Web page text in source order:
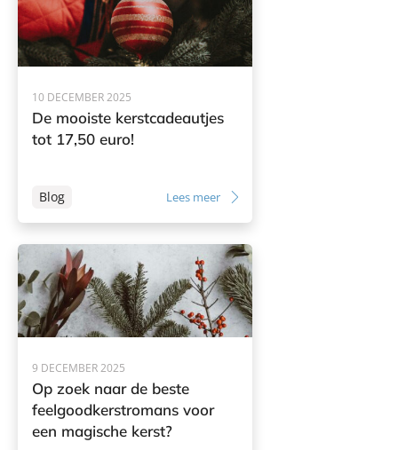
10 DECEMBER 2025
De mooiste kerstcadeautjes
tot 17,50 euro!
Blog Lees meer
9 DECEMBER 2025
Op zoek naar de beste
feelgoodkerstromans voor
een magische kerst?